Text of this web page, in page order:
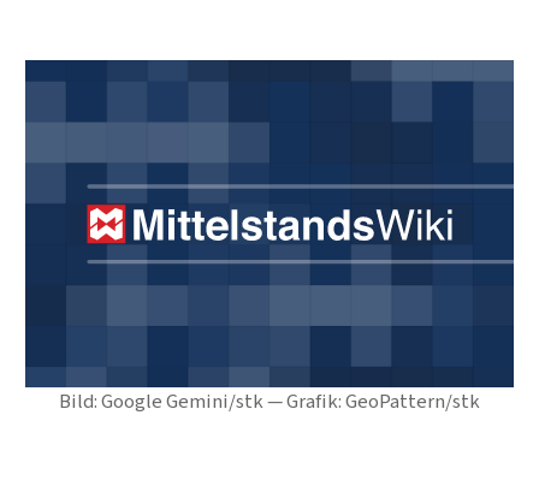
Bild: Google Gemini/stk — Grafik: GeoPattern/stk